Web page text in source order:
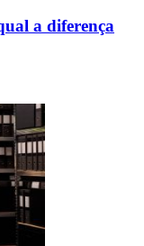
a diferença